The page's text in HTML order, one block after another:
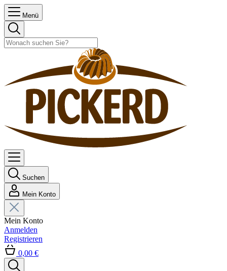
Menü
Suchen
Mein Konto
Mein Konto
Anmelden
Registrieren
0,00 €